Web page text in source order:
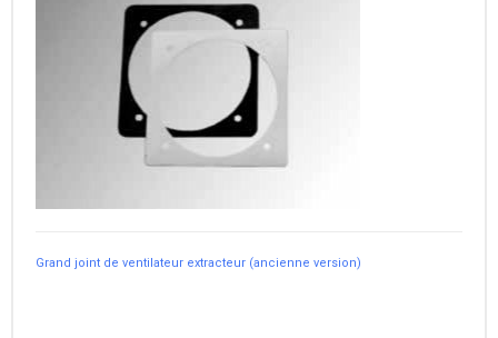
Grand joint de ventilateur extracteur (ancienne version)